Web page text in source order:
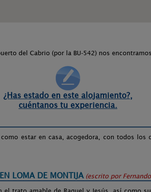
del Cabrio (por la BU-542) nos
¿Has estado en este alojamiento?,
cuéntanos tu experiencia.
estar en casa, acogedora, con todos
LOMA DE MONTIJA (escrito por